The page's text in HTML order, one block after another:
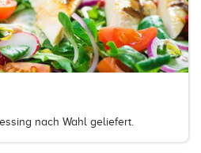
nach Wahl geliefert.